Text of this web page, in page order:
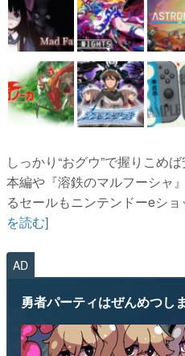
しっかり“おグウ”で握りこめ
本編や『溶鉄のマルフーシャ
るセールもニンテンドーeシ
を読む]
AD
勇者パーティはぜんめつし